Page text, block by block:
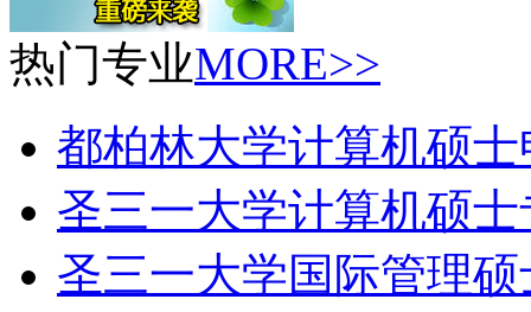
热门专业MORE>>
都柏林大学计算机硕
圣三一大学计算机硕
圣三一大学国际管理